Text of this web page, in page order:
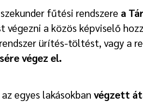
fűtési rendszere a
végezni a közös képviselő
ürítés-töltést, vagy a
végez el.
egyes lakásokban végzett